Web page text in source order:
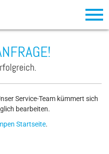
Service-Team kümmert sich
bearbeiten.
Startseite.